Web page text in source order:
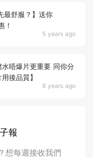
5 years ago
最舒服？】送你
！
8 years ago
水唔爆片更重要 同你分
後品質】
報
想每週接收我們